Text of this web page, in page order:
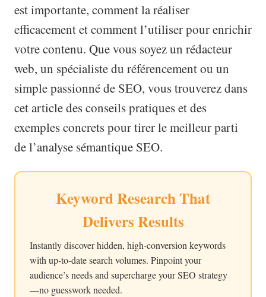
est importante, comment la réaliser
efficacement et comment l’utiliser pour enrichir
votre contenu. Que vous soyez un rédacteur
web, un spécialiste du référencement ou un
simple passionné de SEO, vous trouverez dans
cet article des conseils pratiques et des
exemples concrets pour tirer le meilleur parti
de l’analyse sémantique SEO.
Keyword Research That
Delivers Results
Instantly discover hidden, high-conversion keywords
with up-to-date search volumes. Pinpoint your
audience’s needs and supercharge your SEO strategy
—no guesswork needed.